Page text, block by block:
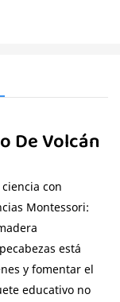
De Volcán
con
Montessori:
está
y fomentar el
educativo no